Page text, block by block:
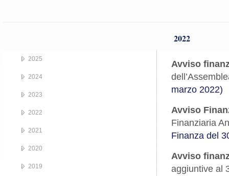
2022
Avviso
marzo 2022)
Avviso
Finanziaria
Finanza del
Avviso
aggiuntive al
2025
2024
2023
2022
2021
2020
2019